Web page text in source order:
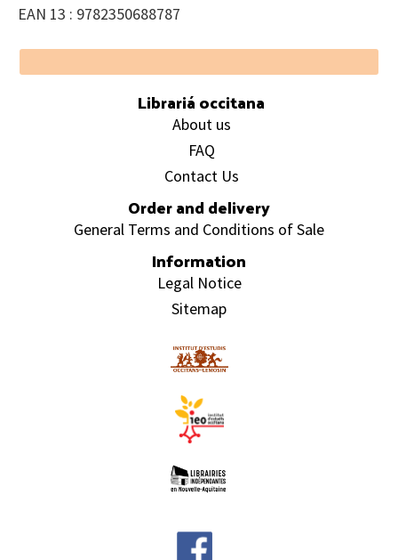
EAN 13 : 9782350688787
Footer
Librariá occitana
About us
FAQ
Contact Us
Order and delivery
General Terms and Conditions of Sale
Information
Legal Notice
Sitemap